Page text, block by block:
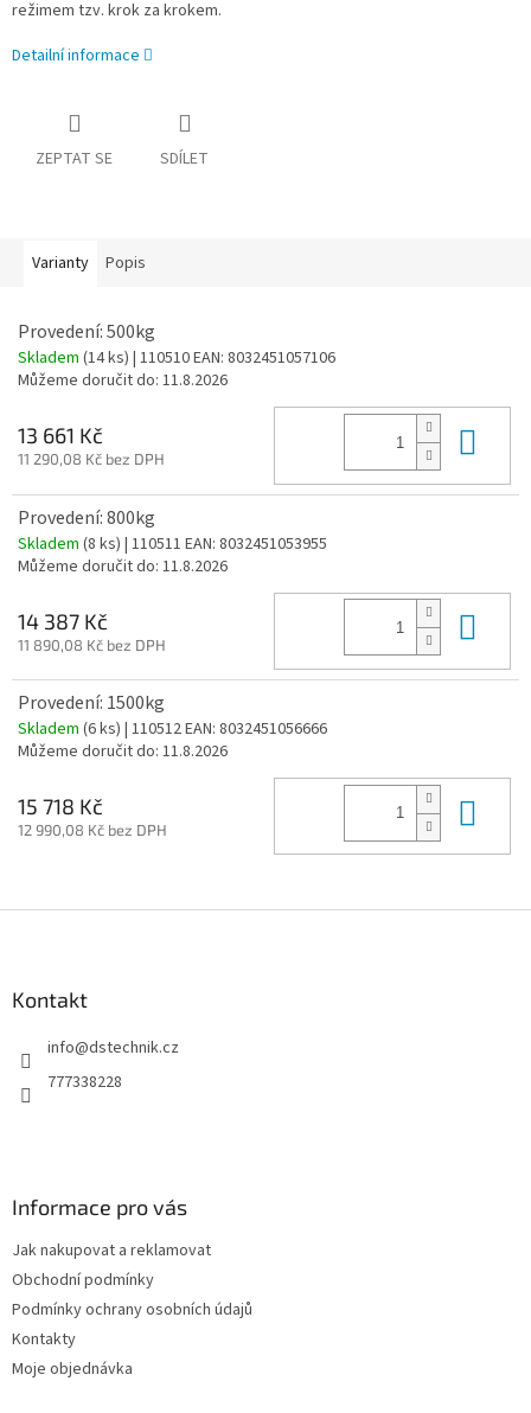
režimem tzv. krok za krokem.
Detailní informace
ZEPTAT SE SDÍLET
Varianty Popis
Provedení: 500kg
Skladem (14 ks) | 110510EAN: 8032451057106
Můžeme doručit do: 11.8.2026
13 661 Kč
11 290,08 Kč bez DPH
Provedení: 800kg
Skladem (8 ks) | 110511 EAN: 8032451053955
Můžeme doručit do: 11.8.2026
14 387 Kč
11 890,08 Kč bez DPH
Provedení: 1500kg
Skladem (6 ks) | 110512EAN: 8032451056666
Můžeme doručit do: 11.8.2026
15 718 Kč
12 990,08 Kč bez DPH
Kontakt
info@dstechnik.cz
777338228
Informace pro vás
Jak nakupovat a reklamovat
Obchodní podmínky
Podmínky ochrany osobních údajů
Kontakty
Moje objednávka